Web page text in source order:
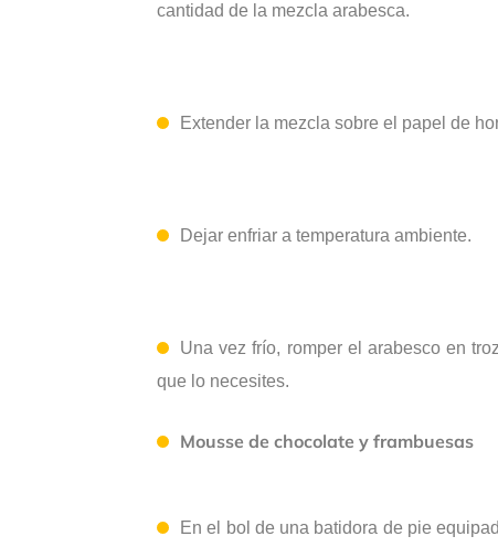
cantidad de la mezcla arabesca.
Extender la mezcla sobre el papel de
Dejar enfriar a temperatura ambiente.
Una vez frío, romperel arabesco en
que lo necesites.
Mousse de chocolate y frambuesas
En el bol de una batidora de pie